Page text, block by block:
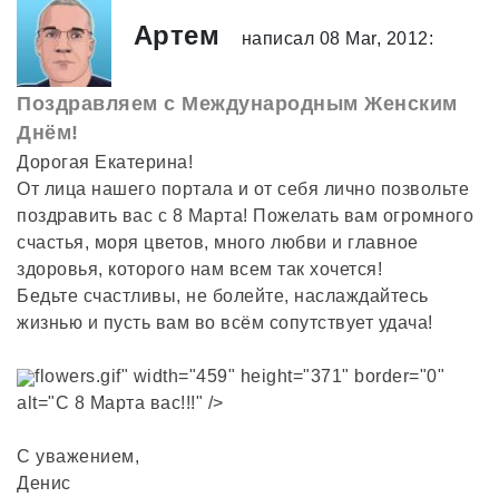
Артем написал 08 Mar, 2012:
Поздравляем с Международным Женским
Днём!
Дорогая Екатерина!
От лица нашего портала и от себя лично позвольте
поздравить вас с 8 Марта! Пожелать вам огромного
счастья, моря цветов, много любви и главное
здоровья, которого нам всем так хочется!
Бедьте счастливы, не болейте, наслаждайтесь
жизнью и пусть вам во всём сопутствует удача!
flowers.gif" width="459" height="371" border="0"
alt="С 8 Марта вас!!!" />
С уважением,
Денис